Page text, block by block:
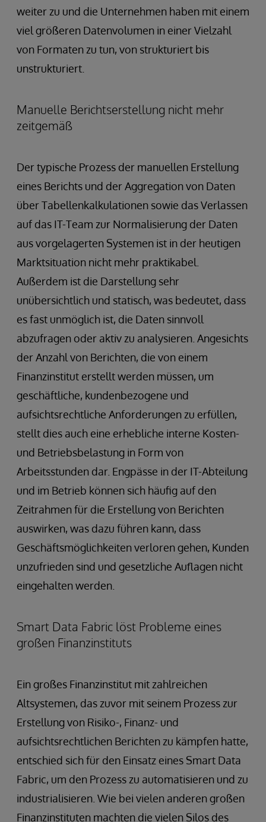
weiter zu und die Unternehmen haben mit einem
viel größeren Datenvolumen in einer Vielzahl
von Formaten zu tun, von strukturiert bis
unstrukturiert.
Manuelle Berichtserstellung nicht mehr
zeitgemäß
Der typische Prozess der manuellen Erstellung
eines Berichts und der Aggregation von Daten
über Tabellenkalkulationen sowie das Verlassen
auf das IT-Team zur Normalisierung der Daten
aus vorgelagerten Systemen ist in der heutigen
Marktsituation nicht mehr praktikabel.
Außerdem ist die Darstellung sehr
unübersichtlich und statisch, was bedeutet, dass
es fast unmöglich ist, die Daten sinnvoll
abzufragen oder aktiv zu analysieren. Angesichts
der Anzahl von Berichten, die von einem
Finanzinstitut erstellt werden müssen, um
geschäftliche, kundenbezogene und
aufsichtsrechtliche Anforderungen zu erfüllen,
stellt dies auch eine erhebliche interne Kosten-
und Betriebsbelastung in Form von
Arbeitsstunden dar. Engpässe in der IT-Abteilung
und im Betrieb können sich häufig auf den
Zeitrahmen für die Erstellung von Berichten
auswirken, was dazu führen kann, dass
Geschäftsmöglichkeiten verloren gehen, Kunden
unzufrieden sind und gesetzliche Auflagen nicht
eingehalten werden.
Smart Data Fabric löst Probleme eines
großen Finanzinstituts
Ein großes Finanzinstitut mit zahlreichen
Altsystemen, das zuvor mit seinem Prozess zur
Erstellung von Risiko-, Finanz- und
aufsichtsrechtlichen Berichten zu kämpfen hatte,
entschied sich für den Einsatz eines Smart Data
Fabric, um den Prozess zu automatisieren und zu
industrialisieren. Wie bei vielen anderen großen
Finanzinstituten machten die vielen Silos des